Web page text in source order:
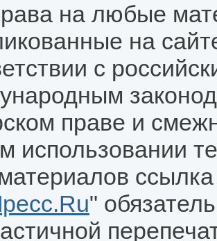
на любые
на
с
праве и
использовании
"